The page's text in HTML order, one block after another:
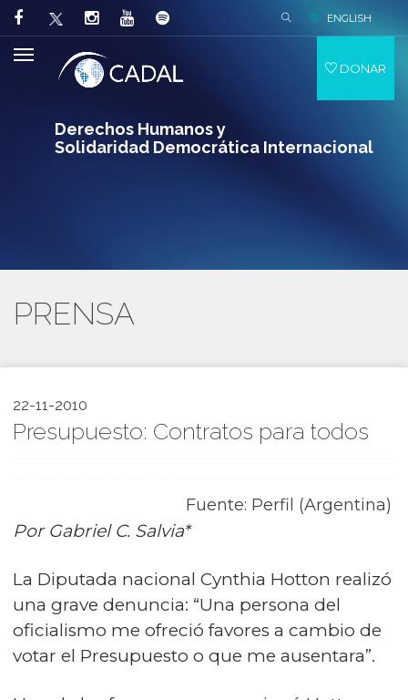
Derechos Humanos y
Solidaridad Democrática Internacional
ENGLISH
DONAR
PRENSA
22-11-2010
Presupuesto: Contratos para todos
Fuente: Perfil (Argentina)
Por Gabriel C. Salvia*
La Diputada nacional Cynthia Hotton realizó
una grave denuncia: “Una persona del
oficialismo me ofreció favores a cambio de
votar el Presupuesto o que me ausentara”.